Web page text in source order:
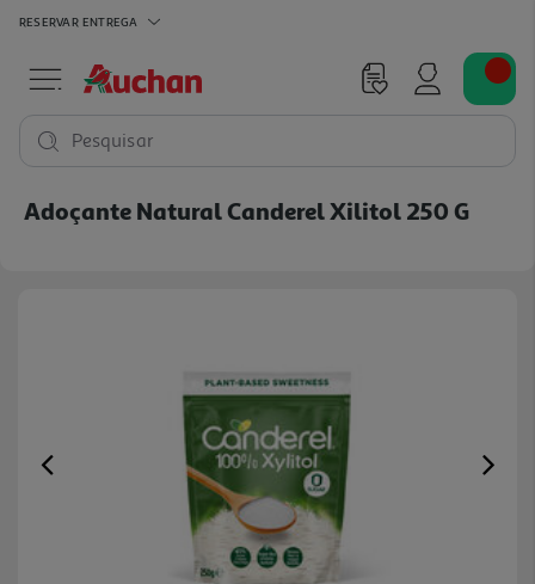
RESERVAR ENTREGA
Pesquisar
Adoçante Natural Canderel Xilitol 250 G
Previous